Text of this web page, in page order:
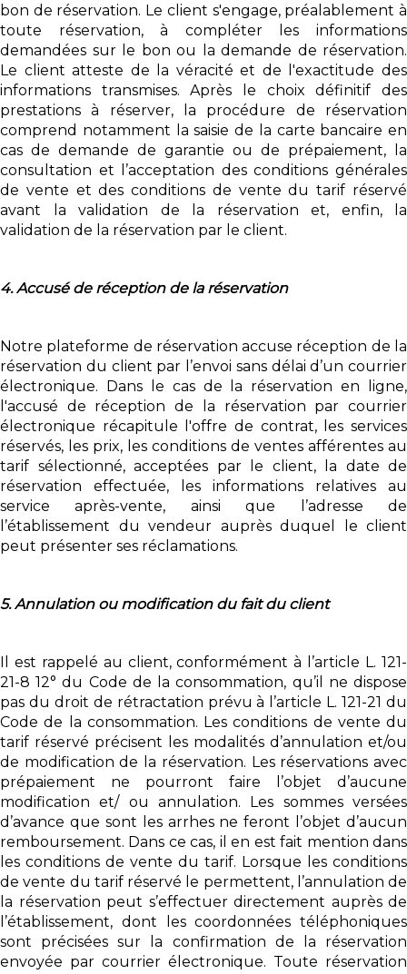
bon de réservation. Le client s'engage, préalablement à
toute réservation, à compléter les informations
demandées sur le bon ou la demande de réservation.
Le client atteste de la véracité et de l'exactitude des
informations transmises. Après le choix définitif des
prestations à réserver, la procédure de réservation
comprend notamment la saisie de la carte bancaire en
cas de demande de garantie ou de prépaiement, la
consultation et l’acceptation des conditions générales
de vente et des conditions de vente du tarif réservé
avant la validation de la réservation et, enfin, la
validation de la réservation par le client.
4. Accusé de réception de la réservation
Notre plateforme de réservation accuse réception de la
réservation du client par l’envoi sans délai d’un courrier
électronique. Dans le cas de la réservation en ligne,
l'accusé de réception de la réservation par courrier
électronique récapitule l'offre de contrat, les services
réservés, les prix, les conditions de ventes afférentes au
tarif sélectionné, acceptées par le client, la date de
réservation effectuée, les informations relatives au
service après-vente, ainsi que l’adresse de
l’établissement du vendeur auprès duquel le client
peut présenter ses réclamations.
5. Annulation ou modification du fait du client
Il est rappelé au client, conformément à l’article L. 121-
21-8 12° du Code de la consommation, qu’il ne dispose
pas du droit de rétractation prévu à l’article L. 121-21 du
Code de la consommation. Les conditions de vente du
tarif réservé précisent les modalités d’annulation et/ou
de modification de la réservation. Les réservations avec
prépaiement ne pourront faire l’objet d’aucune
modification et/ ou annulation. Les sommes versées
d’avance que sont les arrhes ne feront l’objet d’aucun
remboursement. Dans ce cas, il en est fait mention dans
les conditions de vente du tarif. Lorsque les conditions
de vente du tarif réservé le permettent, l’annulation de
la réservation peut s’effectuer directement auprès de
l’établissement, dont les coordonnées téléphoniques
sont précisées sur la confirmation de la réservation
envoyée par courrier électronique. Toute réservation